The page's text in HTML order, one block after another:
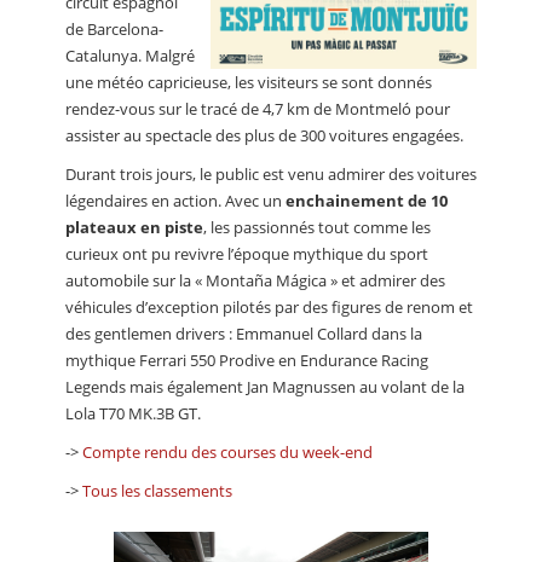
de Barcelona-
Catalunya. Malgré
une météo capricieuse, les visiteurs se sont donnés
rendez-vous sur le tracé de 4,7 km de Montmeló pour
assister au spectacle des plus de 300 voitures engagées.
Durant trois jours, le public est venu admirer des voitures
légendaires en action. Avec un enchainement de 10
plateaux en piste, les passionnés tout comme les
curieux ont pu revivre l’époque mythique du sport
automobile sur la « Montaña Mágica » et admirer des
véhicules d’exception pilotés par des figures de renom et
des gentlemen drivers : Emmanuel Collard dans la
mythique Ferrari 550 Prodive en Endurance Racing
Legends mais également Jan Magnussen au volant de la
Lola T70 MK.3B GT.
->Compte rendu des courses du week-end
->Tous les classements